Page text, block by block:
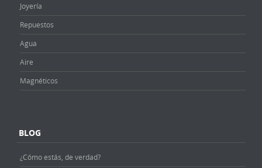
Joyería
Repuestos
Agua
Aire
Magnéticos
BLOG
¿Cómo estás, de verdad?